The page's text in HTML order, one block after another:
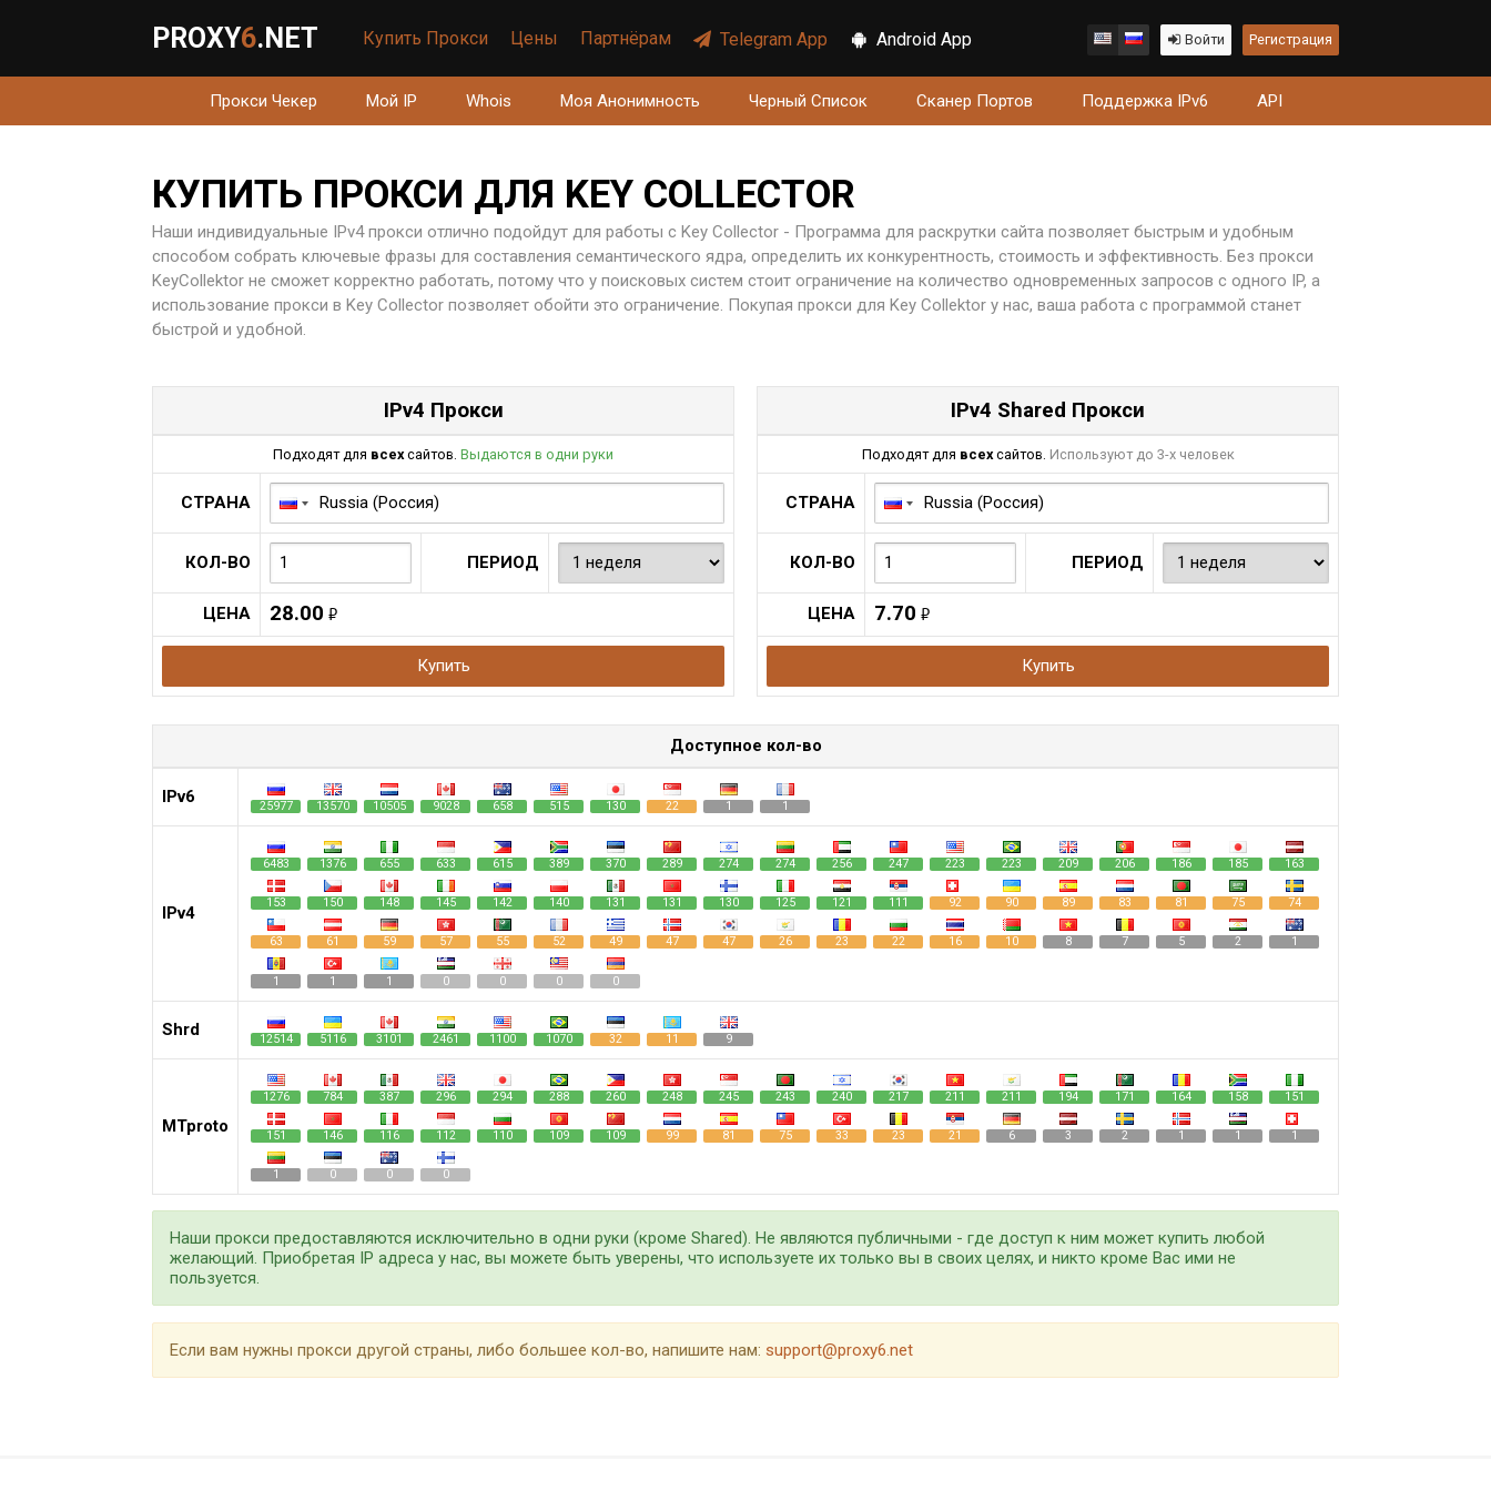
PROXY6.NET Купить Прокси Цены Партнёрам Telegram App Android App Войти Регистрация
Прокси Чекер Мой IP Whois Моя Анонимность Черный Список Сканер Портов Поддержка IPv6 API
КУПИТЬ ПРОКСИ ДЛЯ KEY COLLECTOR
Наши индивидуальные IPv4 прокси отлично подойдут для работы с Key Collector - Программа для раскрутки сайта позволяет быстрым и удобным
способом собрать ключевые фразы для составления семантического ядра, определить их конкурентность, стоимость и эффективность. Без прокси
KeyСollektor не сможет корректно работать, потому что у поисковых систем стоит ограничение на количество одновременных запросов с одного IP, а
использование прокси в Key Collector позволяет обойти это ограничение. Покупая прокси для Key Сollektor у нас, ваша работа с программой станет
быстрой и удобной.
IPv4 Прокси
Подходят для всехсайтов. Выдаются в одни руки
СТРАНА
КОЛ-ВО ПЕРИОД
ЦЕНА 28.00 руб.
Купить
IPv4 Shared Прокси
Подходят для всехсайтов. Используют до 3-х человек
СТРАНА
КОЛ-ВО ПЕРИОД
ЦЕНА 7.70 руб.
Купить
Доступное кол-во
IPv6 25977 13570 10505 9028 658 515 130 22 1 1
IPv4
6483 1376 655 633 615 389 370 289 274 274 256 247 223 223 209 206 186 185 163
153 150 148 145 142 140 131 131 130 125 121 111 92 90 89 83 81 75 74
63 61 59 57 55 52 49 47 47 26 23 22 16 10 8 7 5 2 1
1 1 1 0 0 0 0
Shrd 12514 5116 3101 2461 1100 1070 32 11 9
MTproto
1276 784 387 296 294 288 260 248 245 243 240 217 211 211 194 171 164 158 151
151 146 116 112 110 109 109 99 81 75 33 23 21 6 3 2 1 1 1
1 0 0 0
Наши прокси предоставляются исключительно в одни руки (кроме Shared). Не являются публичными - где доступ к ним может купить любой
желающий. Приобретая IP адреса у нас, вы можете быть уверены, что используете их только вы в своих целях, и никто кроме Вас ими не
пользуется.
Если вам нужны прокси другой страны, либо большее кол-во, напишите нам: support@proxy6.net